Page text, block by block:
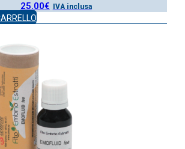
25.00€ IVA inclusa